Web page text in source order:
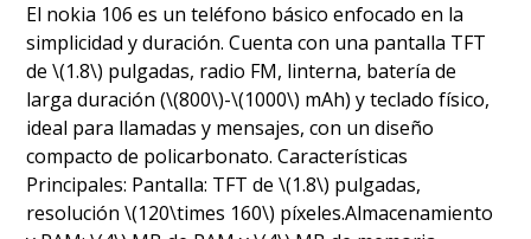
El nokia 106 es un teléfono básico enfocado en la
simplicidad y duración. Cuenta con una pantalla TFT
de \(1.8\) pulgadas, radio FM, linterna, batería de
larga duración (\(800\)-\(1000\) mAh) y teclado físico,
ideal para llamadas y mensajes, con un diseño
compacto de policarbonato. Características
Principales: Pantalla: TFT de \(1.8\) pulgadas,
resolución \(120\times 160\) píxeles.Almacenamiento